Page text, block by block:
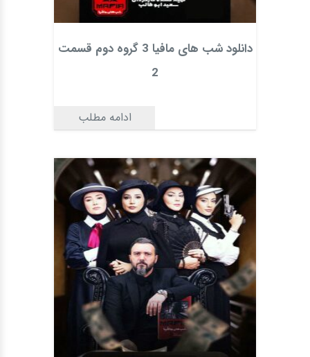
دانلود شب های مافیا 3 گروه دوم قسمت
2
ادامه مطلب